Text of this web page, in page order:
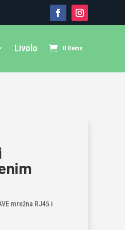
Livolo 0 Items
mrežna RJ45 i